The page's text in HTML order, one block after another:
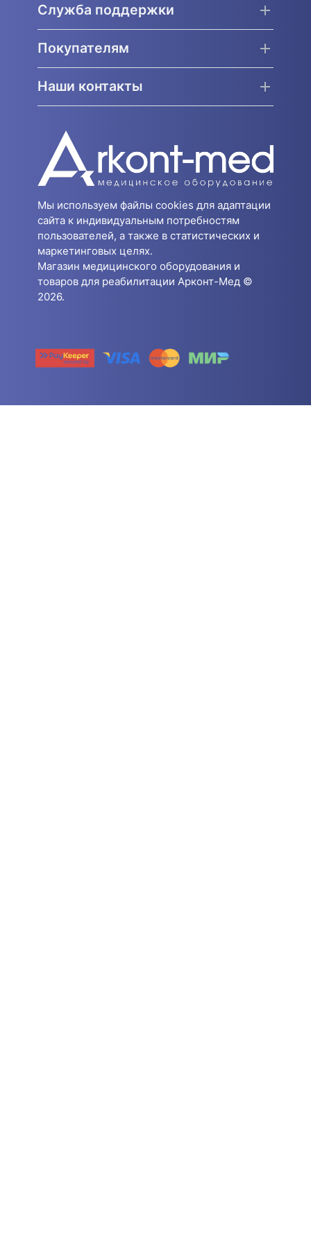
Служба поддержки
Покупателям
Наши контакты
Мы используем файлы cookies для адаптации
сайта к индивидуальным потребностям
пользователей, а также в статистических и
маркетинговых целях.
Магазин медицинского оборудования и
товаров для реабилитации Арконт-Мед ©
2026.